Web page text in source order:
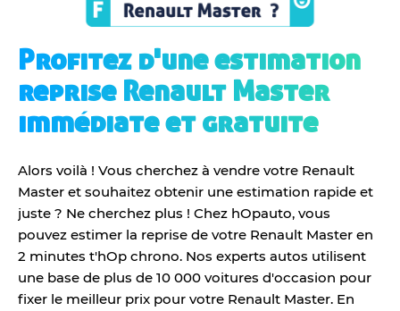
Profitez d'une estimation
reprise Renault Master
immédiate et gratuite
Alors voilà ! Vous cherchez à vendre votre Renault
Master et souhaitez obtenir une estimation rapide et
juste ? Ne cherchez plus ! Chez hOpauto, vous
pouvez estimer la reprise de votre Renault Master en
2 minutes t'hOp chrono. Nos experts autos utilisent
une base de plus de 10 000 voitures d'occasion pour
fixer le meilleur prix pour votre Renault Master. En